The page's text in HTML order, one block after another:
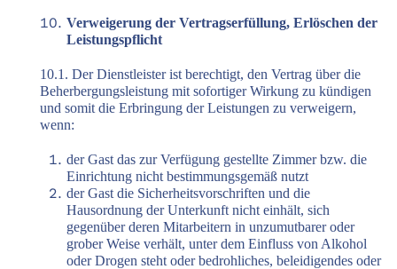
Verweigerung der Vertragserfüllung, Erlöschen der
Leistungspflicht
10.1. Der Dienstleister ist berechtigt, den Vertrag über die
Beherbergungsleistung mit sofortiger Wirkung zu kündigen
und somit die Erbringung der Leistungen zu verweigern,
wenn:
der Gast das zur Verfügung gestellte Zimmer bzw. die
Einrichtung nicht bestimmungsgemäß nutzt
der Gast die Sicherheitsvorschriften und die
Hausordnung der Unterkunft nicht einhält, sich
gegenüber deren Mitarbeitern in unzumutbarer oder
grober Weise verhält, unter dem Einfluss von Alkohol
oder Drogen steht oder bedrohliches, beleidigendes oder